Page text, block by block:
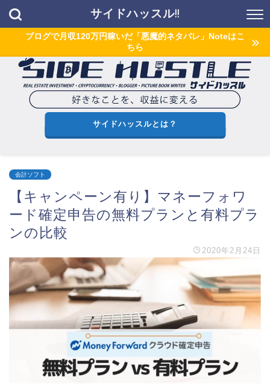
サイドハッスル!!
ブログで月収120万円稼いだ「悪魔的ネタバレ」Noteはこ
ちら
サイドハッスルとは？
会計ソフト
【キャンペーン有り】マネーフォワ
ード確定申告の無料プランと有料プラ
ンの比較
2020年2月24日